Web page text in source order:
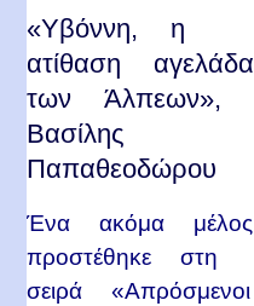
«Υβόννη, η
ατίθαση αγελάδα
των Άλπεων»,
Βασίλης
Παπαθεοδώρου
Ένα ακόμα μέλος
προστέθηκε στη
σειρά «Απρόσμενοι